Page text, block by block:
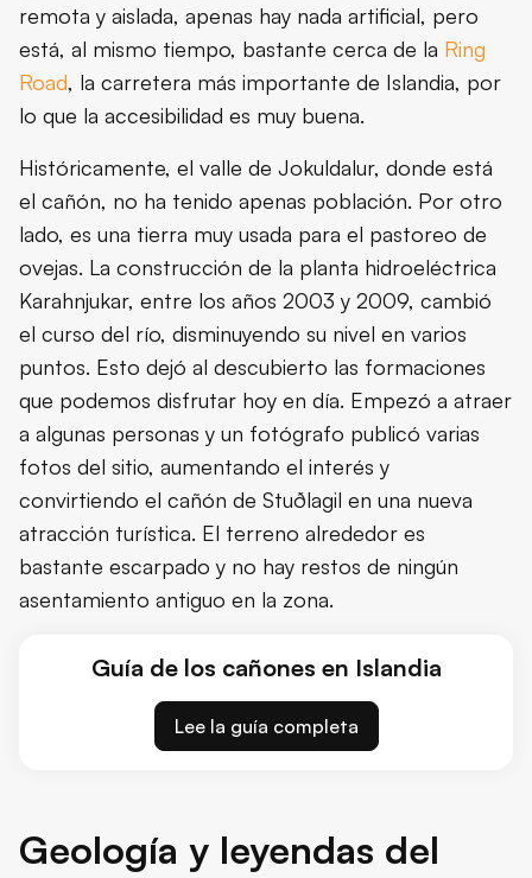
remota y aislada, apenas hay nada artificial, pero
está, al mismo tiempo, bastante cerca de la Ring
Road, la carretera más importante de Islandia, por
lo que la accesibilidad es muy buena.
Históricamente, el valle de Jokuldalur, donde está
el cañón, no ha tenido apenas población. Por otro
lado, es una tierra muy usada para el pastoreo de
ovejas. La construcción de la planta hidroeléctrica
Karahnjukar, entre los años 2003 y 2009, cambió
el curso del río, disminuyendo su nivel en varios
puntos. Esto dejó al descubierto las formaciones
que podemos disfrutar hoy en día. Empezó a atraer
a algunas personas y un fotógrafo publicó varias
fotos del sitio, aumentando el interés y
convirtiendo el cañón de Stuðlagil en una nueva
atracción turística. El terreno alrededor es
bastante escarpado y no hay restos de ningún
asentamiento antiguo en la zona.
Guía de los cañones en Islandia
Lee la guía completa
Geología y leyendas del